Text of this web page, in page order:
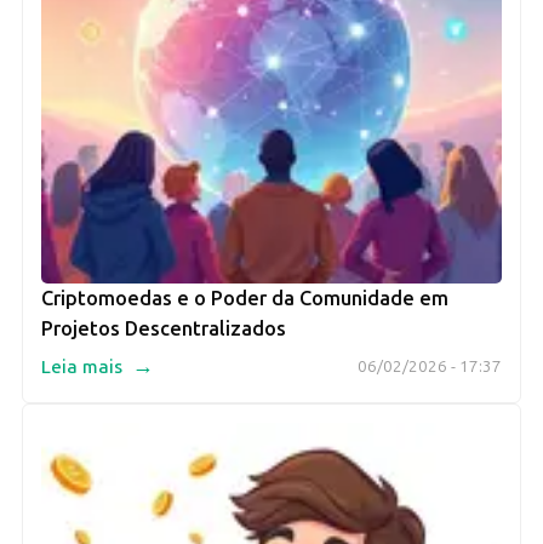
Criptomoedas e o Poder da Comunidade em
Projetos Descentralizados
06/02/2026 - 17:37
Leia mais →